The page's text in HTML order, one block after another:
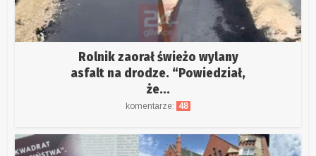
Rolnik zaorał świeżo wylany
asfalt na drodze. “Powiedział,
że...
komentarze: 48